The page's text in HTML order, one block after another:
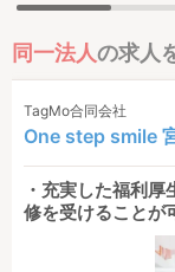
同一法人の求人
TagMo合同会社
One step smile
・充実した福利
修を受けることが